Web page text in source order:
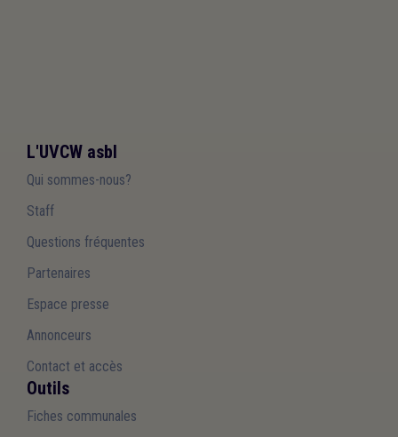
L'UVCW asbl
Qui sommes-nous?
Staff
Questions fréquentes
Partenaires
Espace presse
Annonceurs
Contact et accès
Outils
Fiches communales